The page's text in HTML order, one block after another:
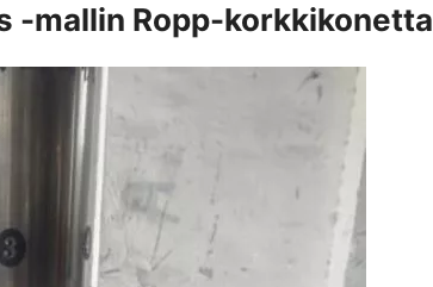
-mallin Ropp-korkkikonetta